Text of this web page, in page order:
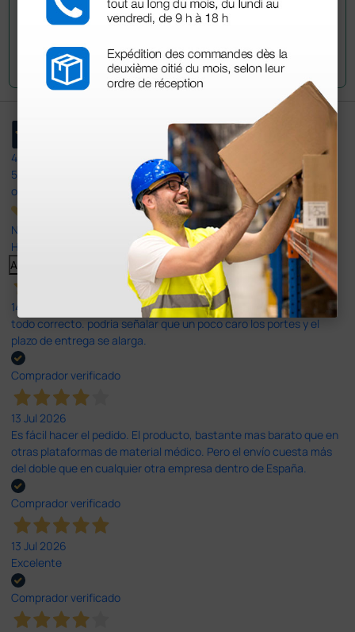
Envía tu pregunta
4,4
597
opiniones
Nuestras reseñas de 4 y 5 estrellas.
Haga clic aquí para leerlos todos >
Anterior
14 Jul 2026
todo correcto. podria señalar que un poco caro los portes y el
plazo de entrega se alarga.
Comprador verificado
13 Jul 2026
Es fácil hacer el pedido. El producto, bastante mas barato que en
otras plataformas de material médico. Pero el envío cuesta más
del doble que en cualquier otra empresa dentro de España.
Comprador verificado
13 Jul 2026
Excelente
Comprador verificado